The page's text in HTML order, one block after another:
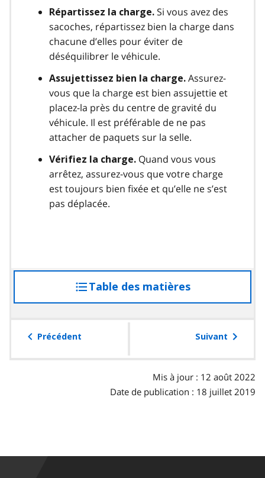
Répartissez la charge. Si vous avez des
sacoches, répartissez bien la charge dans
chacune d’elles pour éviter de
déséquilibrer le véhicule.
Assujettissez bien la charge. Assurez-
vous que la charge est bien assujettie et
placez-la près du centre de gravité du
véhicule. Il est préférable de ne pas
attacher de paquets sur la selle.
Vérifiez la charge. Quand vous vous
arrêtez, assurez-vous que votre charge
est toujours bien fixée et qu’elle ne s’est
pas déplacée.
Table des matières
à
table
Précédent Suivant
Mis à jour : 12 août 2022
Date de publication : 18 juillet 2019